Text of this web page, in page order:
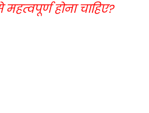
होना चाहिए?